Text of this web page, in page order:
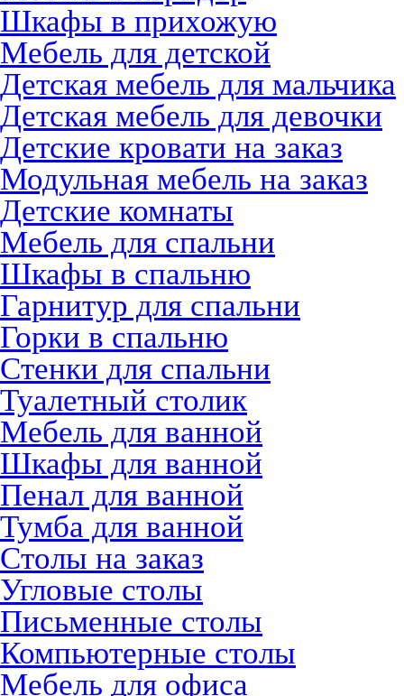
Шкафы в прихожую
Мебель для детской
Детская мебель для мальчика
Детская мебель для девочки
Детские кровати на заказ
Модульная мебель на заказ
Детские комнаты
Мебель для спальни
Шкафы в спальню
Гарнитур для спальни
Горки в спальню
Стенки для спальни
Туалетный столик
Мебель для ванной
Шкафы для ванной
Пенал для ванной
Тумба для ванной
Столы на заказ
Угловые столы
Письменные столы
Компьютерные столы
Мебель для офиса